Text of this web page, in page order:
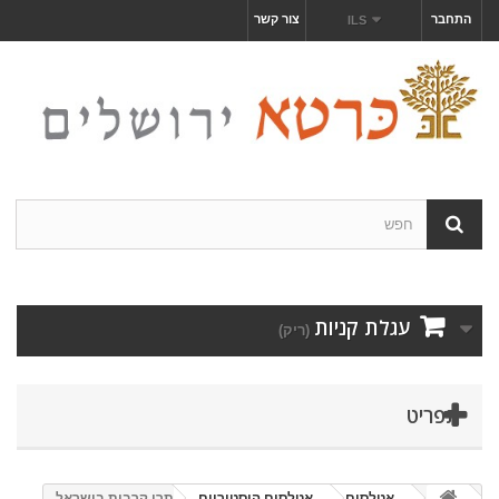
התחבר ILS צור קשר
עגלת קניות (ריק)
תפריט